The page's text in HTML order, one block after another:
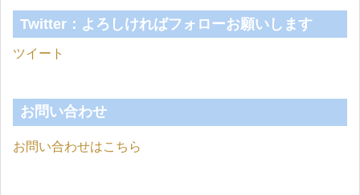
Twitter：よろしければフォローお願いします
ツイート
お問い合わせ
お問い合わせはこちら